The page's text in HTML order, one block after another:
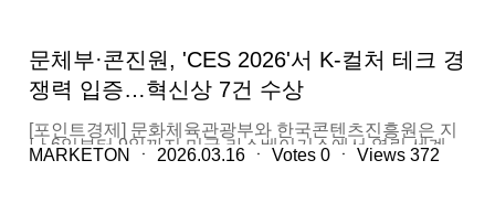
지속적인 해외 진출을 추진해 왔다. 그동안 미국 시장에
서는 샘플 판매 중심의 성과에 머물렀으나, 이번 컬럼비
아 대학 수출을...
competencies shaping museum work today. Reflecting
these conversations, the MuseumExpo exhibition floor
showcased a sector increasingly focused on expanding
access to collections, creating richer and more
infrastructure needed for the future. Among the many
exhibitors, five companies stood out for addressing
some of the most pressing opportunities and challenges
았다. 로봇·홀로그램·태양광 기술 향연... 창업진흥원 숨
은 주역 창업기업관에 들어서자 '로봇팔'이 가장 먼저 눈
에 띄었다. 붉게 익은 사과 모형을 따서 바구니에 옮겨담
는 동작을 반복하고 있었다. 성호에스아이코퍼레이션이
개발한 '이브 클래버'다. 단순히 같은 일만 계속하는 로봇
이 아니었다. 사람의 눈 역할을 하는 피지컬 AI 센서로 목
표물의 정확한 위치를 파악해 냈다. 색상·질감·생육 상태
문체부·콘진원, 'CES 2026'서 K-컬처 테크 경
쟁력 입증…혁신상 7건 수상
[포인트경제] 문화체육관광부와 한국콘텐츠진흥원은 지
난 6일부터 9일까지 미국 라스베이거스에서 열린 세계
최대 전자제품 박람회 'CES 2026(The International
MARKETON ㆍ 2026.03.16 ㆍ Votes 0 ㆍ Views 372